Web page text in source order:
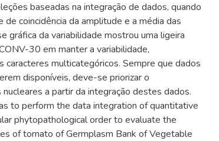
baseadas na integração de dados, quando
coincidência da amplitude e a média das
gráfica da variabilidade mostrou uma ligeira
30 em manter a variabilidade,
caracteres multicategóricos. Sempre que dados
disponíveis, deve-se priorizar o
a partir da integração destes dados.
to perform the data integration of quantitative
phytopathological order to evaluate the
of tomato of Germplasm Bank of Vegetable